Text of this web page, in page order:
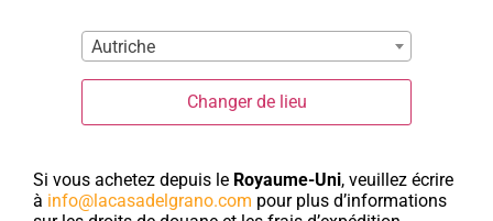
Ditali
rigati et
Autriche
Changer de lieu
Si vous achetez depuis le Royaume-Uni, veuillez écrire
à info@lacasadelgrano.com pour plus d’informations